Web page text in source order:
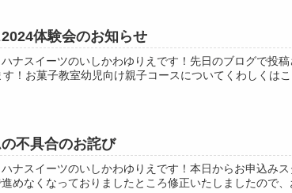
体験会のお知らせ
ナスイーツのいしかわゆりえです！先日のブログで投
！お菓子教室幼児向け親子コースについてくわしくは
不具合のお詫び
ナスイーツのいしかわゆりえです！本日からお申込み
めなくなっておりましたところ修正いたしましたので